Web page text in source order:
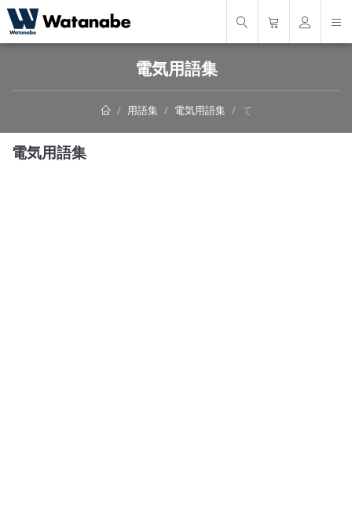
電気用語集
用語集 電気用語集 て
電気用語集